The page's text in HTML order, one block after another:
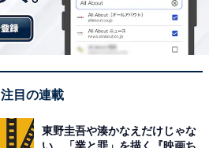
注目の連載
東野圭吾や湊かなえだけじゃな